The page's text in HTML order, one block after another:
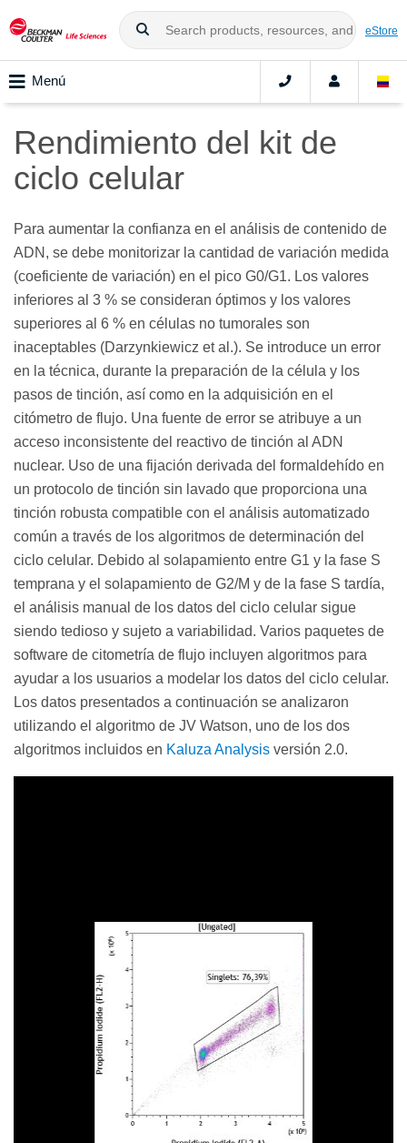
eStore
Menú
Rendimiento del kit de
ciclo celular
Para aumentar la confianza en el análisis de contenido de
ADN, se debe monitorizar la cantidad de variación medida
(coeficiente de variación) en el pico G0/G1. Los valores
inferiores al 3 % se consideran óptimos y los valores
superiores al 6 % en células no tumorales son
inaceptables (Darzynkiewicz et al.). Se introduce un error
en la técnica, durante la preparación de la célula y los
pasos de tinción, así como en la adquisición en el
citómetro de flujo. Una fuente de error se atribuye a un
acceso inconsistente del reactivo de tinción al ADN
nuclear. Uso de una fijación derivada del formaldehído en
un protocolo de tinción sin lavado que proporciona una
tinción robusta compatible con el análisis automatizado
común a través de los algoritmos de determinación del
ciclo celular. Debido al solapamiento entre G1 y la fase S
temprana y el solapamiento de G2/M y de la fase S tardía,
el análisis manual de los datos del ciclo celular sigue
siendo tedioso y sujeto a variabilidad. Varios paquetes de
software de citometría de flujo incluyen algoritmos para
ayudar a los usuarios a modelar los datos del ciclo celular.
Los datos presentados a continuación se analizaron
utilizando el algoritmo de JV Watson, uno de los dos
algoritmos incluidos en Kaluza Analysis versión 2.0.